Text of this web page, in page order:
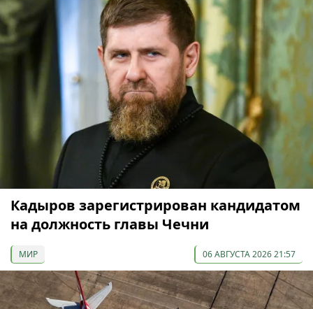
Кадыров зарегистрирован кандидатом
на должность главы Чечни
МИР 06 АВГУСТА 2026 21:57